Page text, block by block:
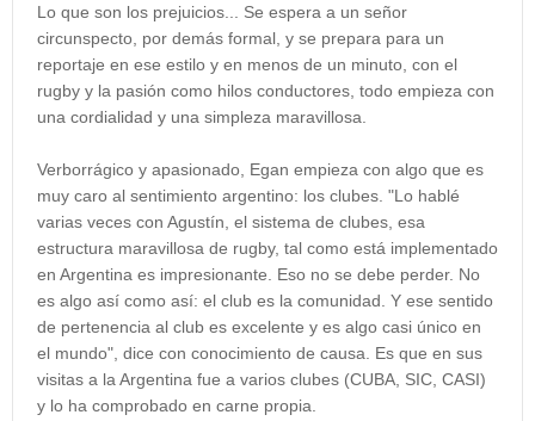
Lo que son los prejuicios... Se espera a un señor
circunspecto, por demás formal, y se prepara para un
reportaje en ese estilo y en menos de un minuto, con el
rugby y la pasión como hilos conductores, todo empieza con
una cordialidad y una simpleza maravillosa.
Verborrágico y apasionado, Egan empieza con algo que es
muy caro al sentimiento argentino: los clubes. "Lo hablé
varias veces con Agustín, el sistema de clubes, esa
estructura maravillosa de rugby, tal como está implementado
en Argentina es impresionante. Eso no se debe perder. No
es algo así como así: el club es la comunidad. Y ese sentido
de pertenencia al club es excelente y es algo casi único en
el mundo", dice con conocimiento de causa. Es que en sus
visitas a la Argentina fue a varios clubes (CUBA, SIC, CASI)
y lo ha comprobado en carne propia.